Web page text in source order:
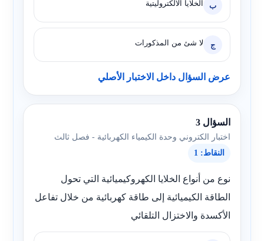
ب الخلايا الالكتروليتية
ج لا شئ من المذكورات
عرض السؤال داخل الاختبار الأصلي
السؤال 3
اختبار الكتروني وحدة الكيمياء الكهربائية - فصل ثالث
النقاط: 1
نوع من أنواع الخلايا الكهروكيميائية التي تحول
الطاقة الكيميائية إلى طاقة كهربائية من خلال تفاعل
الأكسدة والاختزال التلقائي